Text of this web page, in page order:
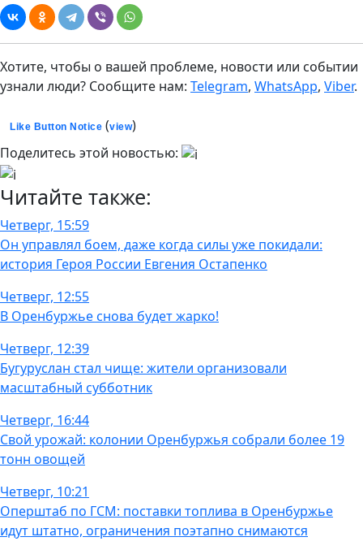
Хотите, чтобы о вашей проблеме, новости или событии
узнали люди? Сообщите нам: Telegram, WhatsApp, Viber.
Like Button Notice (view)
Поделитесь этой новостью:
Читайте также:
Четверг, 15:59
Он управлял боем, даже когда силы уже покидали:
история Героя России Евгения Остапенко
Четверг, 12:55
В Оренбуржье снова будет жарко!
Четверг, 12:39
Бугуруслан стал чище: жители организовали
масштабный субботник
Четверг, 16:44
Свой урожай: колонии Оренбуржья собрали более 19
тонн овощей
Четверг, 10:21
Оперштаб по ГСМ: поставки топлива в Оренбуржье
идут штатно, ограничения поэтапно снимаются